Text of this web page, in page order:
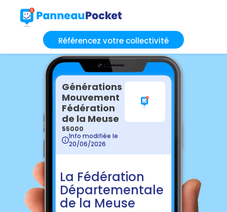
Référencez votre collectivité
Générations
Mouvement
Fédération
de la Meuse
55000
Info modifiée le
20/06/2026
La Fédération
Départementale
de la Meuse